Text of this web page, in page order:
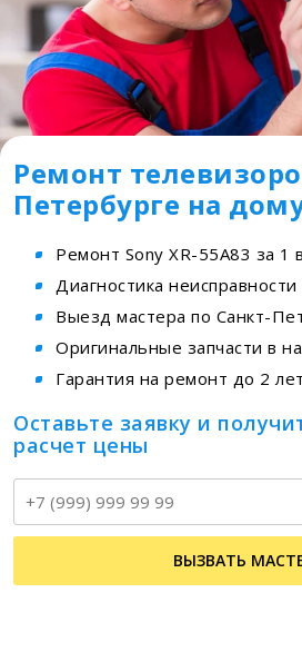
Ремонт
Петербурге на
Ремонт Sony XR-55A83 за 1
Диагностика неисправности
Выезд мастера по Санкт-
Оригинальные запчасти в
Гарантия на ремонт до 2 лет
Оставьте заявку и
расчет цены
ВЫЗВАТЬ